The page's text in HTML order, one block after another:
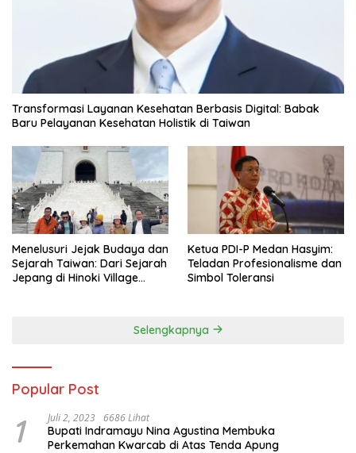
Transformasi Layanan Kesehatan Berbasis Digital: Babak
Baru Pelayanan Kesehatan Holistik di Taiwan
Menelusuri Jejak Budaya dan
Sejarah Taiwan: Dari Sejarah
Jepang di Hinoki Village
Ketua PDI-P Medan Hasyim:
Teladan Profesionalisme dan
Simbol Toleransi
Selengkapnya
Popular Post
1 Juli 2, 2023 6686 Lihat
Bupati Indramayu Nina Agustina Membuka
Perkemahan Kwarcab di Atas Tenda Apung